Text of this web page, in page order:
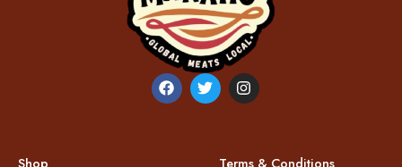
Shop
Terms & Conditions